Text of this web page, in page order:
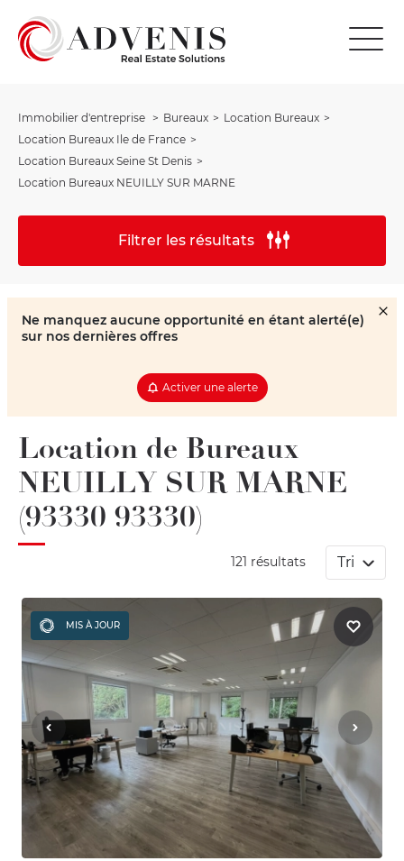
Immobilier d'entreprise Bureaux
Location Bureaux
Location Bureaux Ile de France
Location Bureaux Seine St Denis
Location Bureaux NEUILLY SUR MARNE
Filtrer les résultats
Ne manquez aucune opportunité en étant alerté(e)
sur nos dernières offres
Activer une alerte
Location de Bureaux
NEUILLY SUR MARNE
(93330 93330)
121 résultats Tri
MIS À JOUR